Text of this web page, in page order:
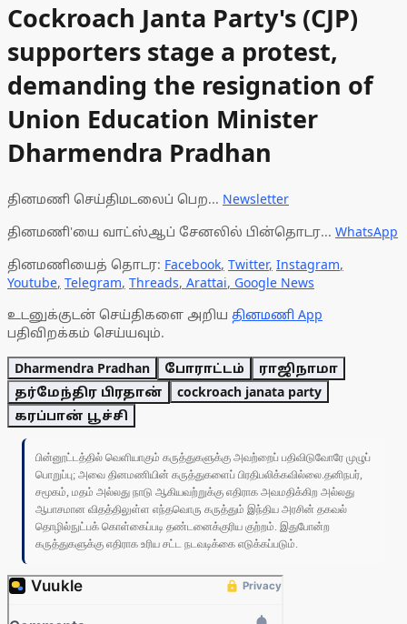
Cockroach Janta Party's (CJP)
supporters stage a protest,
demanding the resignation of
Union Education Minister
Dharmendra Pradhan
தினமணி செய்திமடலைப் பெற... Newsletter
தினமணி'யை வாட்ஸ்ஆப் சேனலில் பின்தொடர... WhatsApp
தினமணியைத் தொடர: Facebook, Twitter, Instagram,
Youtube, Telegram, Threads, Arattai, Google News
உடனுக்குடன் செய்திகளை அறிய தினமணி App
பதிவிறக்கம் செய்யவும்.
Dharmendra Pradhan போராட்டம்
ராஜிநாமா
தர்மேந்திர பிரதான்
cockroach janata party
கரப்பான் பூச்சி
பின்னூட்டத்தில் வெளியாகும் கருத்துகளுக்கு அவற்றைப் பதிவிடுவோரே முழுப்
பொறுப்பு; அவை தினமணியின் கருத்துகளைப் பிரதிபலிக்கவில்லை.தனிநபர்,
சமூகம், மதம் அல்லது நாடு ஆகியவற்றுக்கு எதிராக அவமதிக்கிற அல்லது
ஆபாசமான விதத்திலுள்ள எந்தவொரு கருத்தும் இந்திய அரசின் தகவல்
தொழில்நுட்பக் கொள்கைப்படி தண்டனைக்குரிய குற்றம். இதுபோன்ற
கருத்துகளுக்கு எதிராக உரிய சட்ட நடவடிக்கை எடுக்கப்படும்.